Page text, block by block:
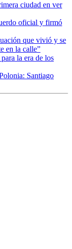
ciudad en ver
oficial y firmó
que vivió y se
en la calle”
la era de los
Santiago